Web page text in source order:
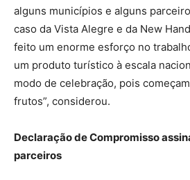
alguns municípios e alguns
caso da Vista Alegre e da New
feito um enorme esforço no
um produto turístico à escala
modo de celebração, pois
frutos”, considerou.
Declaração de Compromisso
parceiros